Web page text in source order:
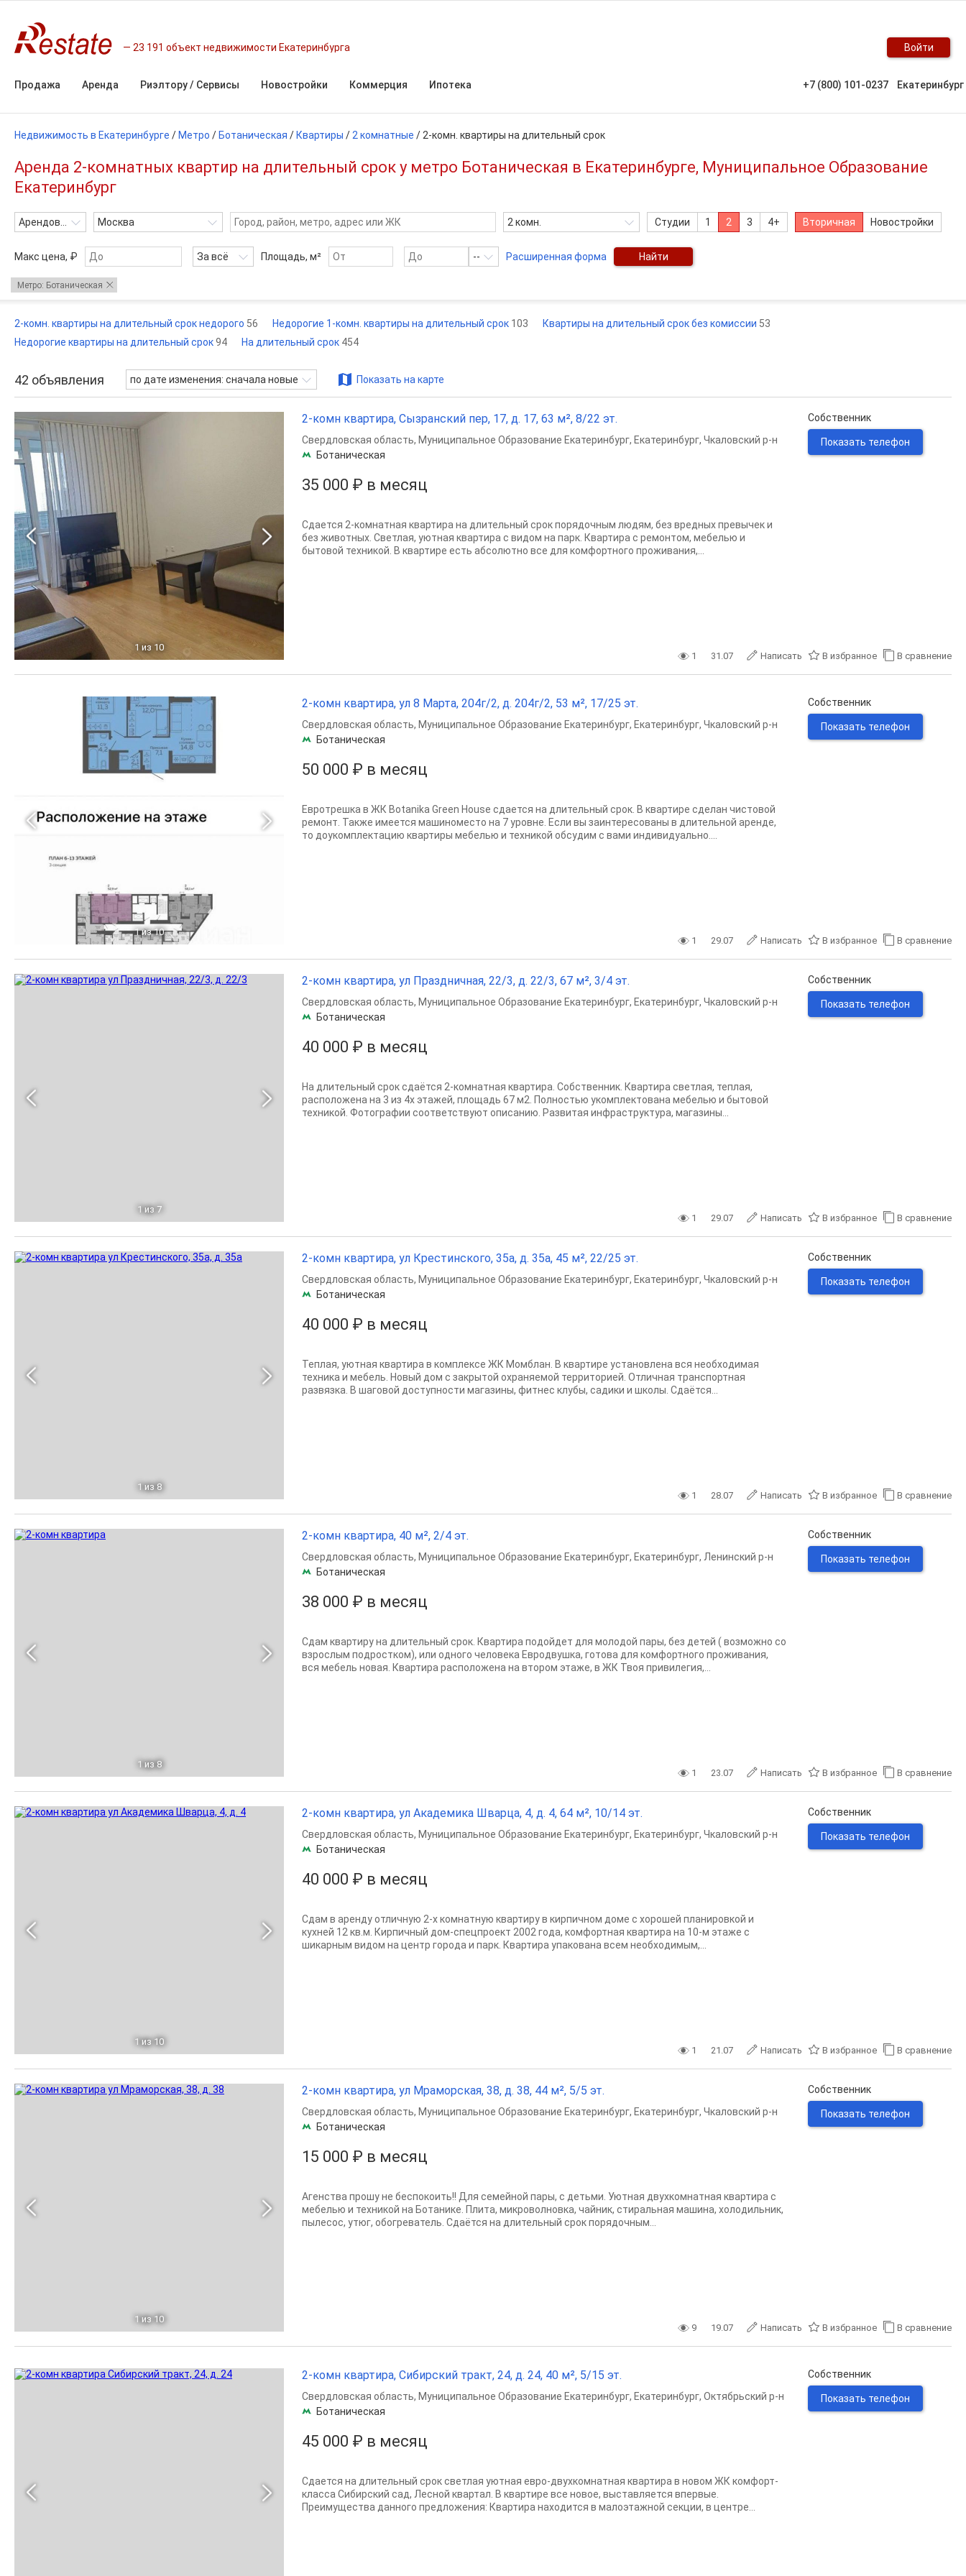
23 191 объект недвижимости Екатеринбурга Войти
Продажа Аренда Риэлтору / Сервисы Новостройки Коммерция Ипотека +7 (800) 101-0237 Екатеринбург
Недвижимость в Екатеринбурге / Метро / Ботаническая / Квартиры / 2 комнатные / 2-комн. квартиры на длительный срок
Аренда 2-комнатных квартир на длительный срок у метро Ботаническая в Екатеринбурге, Муниципальное Образование
Екатеринбург
Арендовать Москва 2 комн. Студии 1 2 3 4+ Вторичная Новостройки
Макс цена, ₽ За всё Площадь, м² -- Расширенная форма Найти
Метро: Ботаническая
2-комн. квартиры на длительный срок недорого 56 Недорогие 1-комн. квартиры на длительный срок 103 Квартиры на длительный срок без комиссии 53
Недорогие квартиры на длительный срок94 На длительный срок 454
42 объявления по дате изменения: сначала новые Показать на карте
1 из 10
2-комн квартира, Сызранский пер, 17, д. 17, 63 м², 8/22 эт.
35 000 ₽ в месяц
Свердловская область, Муниципальное Образование Екатеринбург, Екатеринбург, Чкаловский р-н
Ботаническая
Сдается 2-комнатная квартира на длительный срок порядочным людям, без вредных превычек и
без животных. Светлая, уютная квартира с видом на парк. Квартира с ремонтом, мебелью и
бытовой техникой. В квартире есть абсолютно все для комфортного проживания,...
Собственник
Показать телефон
1 31.07 Написать В избранное В сравнение
1 из 10
2-комн квартира, ул 8 Марта, 204г/2, д. 204г/2, 53 м², 17/25 эт.
50 000 ₽ в месяц
Свердловская область, Муниципальное Образование Екатеринбург, Екатеринбург, Чкаловский р-н
Ботаническая
Евротрешка в ЖК Botanika Green House сдается на длительный срок. В квартире сделан чистовой
ремонт. Также имеется машиноместо на 7 уровне. Если вы заинтересованы в длительной аренде,
то доукомплектацию квартиры мебелью и техникой обсудим с вами индивидуально....
Собственник
Показать телефон
1 29.07 Написать В избранное В сравнение
1 из 7
2-комн квартира, ул Праздничная, 22/3, д. 22/3, 67 м², 3/4 эт.
40 000 ₽ в месяц
Свердловская область, Муниципальное Образование Екатеринбург, Екатеринбург, Чкаловский р-н
Ботаническая
На длительный срок сдаётся 2-комнатная квартира. Собственник. Квартира светлая, теплая,
расположена на 3 из 4х этажей, площадь 67 м2. Полностью укомплектована мебелью и бытовой
техникой. Фотографии соответствуют описанию. Развитая инфраструктура, магазины...
Собственник
Показать телефон
1 29.07 Написать В избранное В сравнение
1 из 8
2-комн квартира, ул Крестинского, 35а, д. 35а, 45 м², 22/25 эт.
40 000 ₽ в месяц
Свердловская область, Муниципальное Образование Екатеринбург, Екатеринбург, Чкаловский р-н
Ботаническая
Теплая, уютная квартира в комплексе ЖК Момблан. В квартире установлена вся необходимая
техника и мебель. Новый дом с закрытой охраняемой территорией. Отличная транспортная
развязка. В шаговой доступности магазины, фитнес клубы, садики и школы. Сдаётся...
Собственник
Показать телефон
1 28.07 Написать В избранное В сравнение
1 из 8
2-комн квартира, 40 м², 2/4 эт.
38 000 ₽ в месяц
Свердловская область, Муниципальное Образование Екатеринбург, Екатеринбург, Ленинский р-н
Ботаническая
Сдам квартиру на длительный срок. Квартира подойдет для молодой пары, без детей ( возможно со
взрослым подростком), или одного человека Евродвушка, готова для комфортного проживания,
вся мебель новая. Квартира расположена на втором этаже, в ЖК Твоя привилегия,...
Собственник
Показать телефон
1 23.07 Написать В избранное В сравнение
1 из 10
2-комн квартира, ул Академика Шварца, 4, д. 4, 64 м², 10/14 эт.
40 000 ₽ в месяц
Свердловская область, Муниципальное Образование Екатеринбург, Екатеринбург, Чкаловский р-н
Ботаническая
Сдам в аренду отличную 2-х комнатную квартиру в кирпичном доме с хорошей планировкой и
кухней 12 кв.м. Кирпичный дом-спецпроект 2002 года, комфортная квартира на 10-м этаже с
шикарным видом на центр города и парк. Квартира упакована всем необходимым,...
Собственник
Показать телефон
1 21.07 Написать В избранное В сравнение
1 из 10
2-комн квартира, ул Мраморская, 38, д. 38, 44 м², 5/5 эт.
15 000 ₽ в месяц
Свердловская область, Муниципальное Образование Екатеринбург, Екатеринбург, Чкаловский р-н
Ботаническая
Агенства прошу не беспокоить!! Для семейной пары, с детьми. Уютная двухкомнатная квартира с
мебелью и техникой на Ботанике. Плита, микроволновка, чайник, стиральная машина, холодильник,
пылесос, утюг, обогреватель. Сдаётся на длительный срок порядочным...
Собственник
Показать телефон
9 19.07 Написать В избранное В сравнение
2-комн квартира, Сибирский тракт, 24, д. 24, 40 м², 5/15 эт.
45 000 ₽ в месяц
Свердловская область, Муниципальное Образование Екатеринбург, Екатеринбург, Октябрьский р-н
Ботаническая
Сдается на длительный срок светлая уютная евро-двухкомнатная квартира в новом ЖК комфорт-
класса Сибирский сад, Лесной квартал. В квартире все новое, выставляется впервые.
Преимущества данного предложения: Квартира находится в малоэтажной секции, в центре...
Собственник
Показать телефон